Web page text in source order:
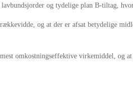
og tydelige plan B-tiltag,
og at der er afsat betydelige
omkostningseffektive virkemiddel, og